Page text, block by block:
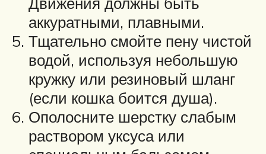
аккуратными, плавными.
Тщательно смойте пену чистой
водой, используя небольшую
кружку или резиновый шланг
(если кошка боится душа).
Ополосните шерстку слабым
раствором уксуса или